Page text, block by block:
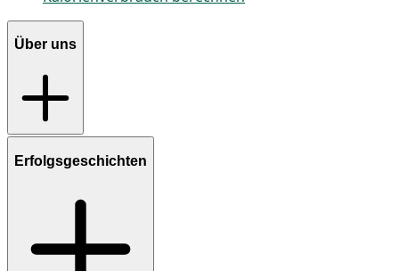
Über uns
Erfolgsgeschichten